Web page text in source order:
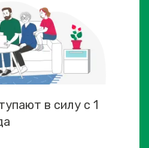
в силу с 1